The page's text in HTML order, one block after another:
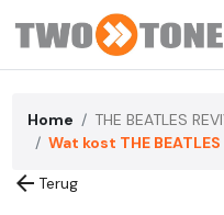
Home
THE BEATLES
Wat kost THE BEATLES
arrow_back Terug